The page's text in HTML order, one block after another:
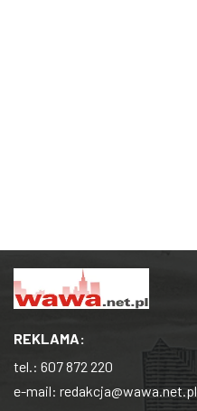
REKLAMA:
tel.: 607 872 220
e-mail: redakcja@wawa.net.pl